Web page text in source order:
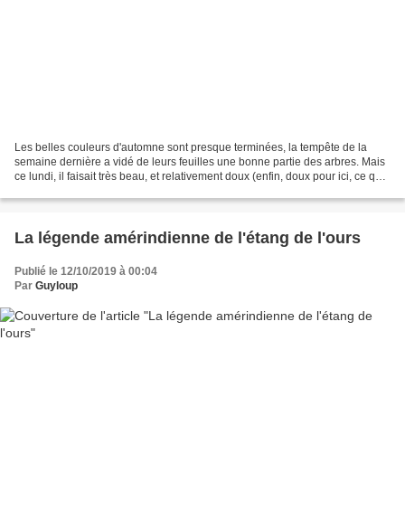
Les belles couleurs d'automne sont presque terminées, la tempête de la
semaine dernière a vidé de leurs feuilles une bonne partie des arbres. Mais
ce lundi, il faisait très beau, et relativement doux (enfin, doux pour ici, ce qui
La légende amérindienne de l'étang de l'ours
Publié le 12/10/2019 à 00:04
Par Guyloup